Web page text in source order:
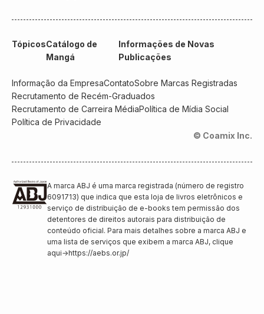
TópicosCatálogo de
Mangá
Informações de Novas
Publicações
Informação da EmpresaContatoSobre Marcas Registradas
Recrutamento de Recém-Graduados
Recrutamento de Carreira MédiaPolítica de Mídia Social
Política de Privacidade
© Coamix Inc.
A marca ABJ é uma marca registrada (número de registro
6091713) que indica que esta loja de livros eletrônicos e
serviço de distribuição de e-books tem permissão dos
detentores de direitos autorais para distribuição de
conteúdo oficial. Para mais detalhes sobre a marca ABJ e
uma lista de serviços que exibem a marca ABJ, clique
aqui→https://aebs.or.jp/